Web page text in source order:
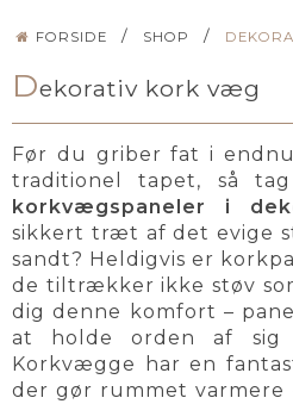
FORSIDE / SHOP /
Dekorativ kork væg
Før du griber fat i
traditionel tapet, så
korkvægspaneler i
sikkert træt af det evige
sandt? Heldigvis er
de tiltrækker ikke støv
dig denne komfort –
at holde orden af sig
Korkvægge har en
der gør rummet varmere